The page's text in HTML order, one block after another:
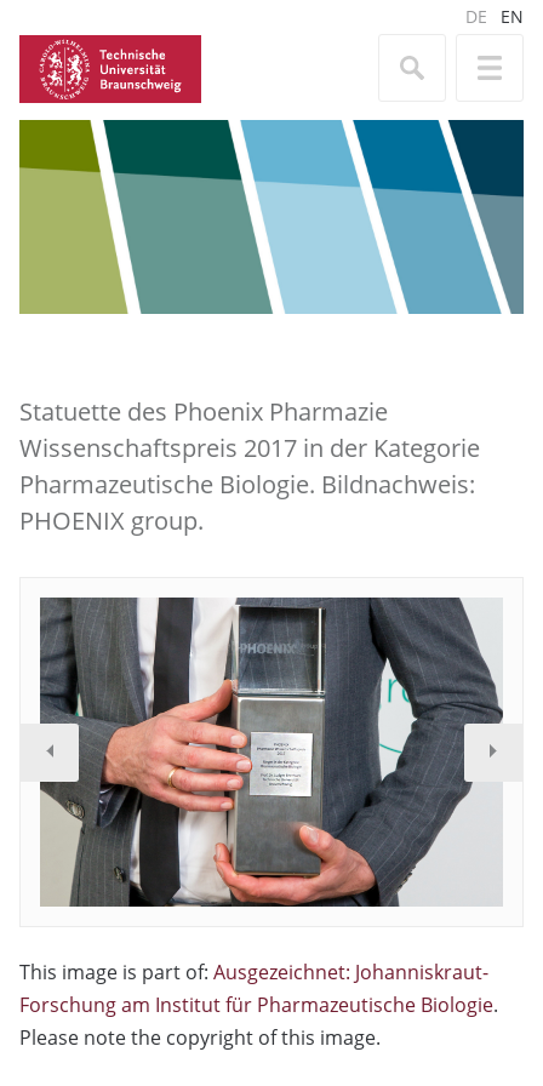
DE EN
Statuette des Phoenix Pharmazie
Wissenschaftspreis 2017 in der Kategorie
Pharmazeutische Biologie. Bildnachweis:
PHOENIX group.
This image is part of: Ausgezeichnet: Johanniskraut-
Forschung am Institut für Pharmazeutische Biologie.
Please note the copyright of this image.